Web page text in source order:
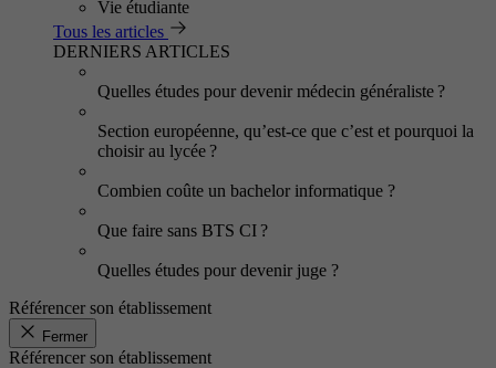
Vie étudiante
Tous les articles
DERNIERS ARTICLES
Quelles études pour devenir médecin généraliste ?
Section européenne, qu’est-ce que c’est et pourquoi la
choisir au lycée ?
Combien coûte un bachelor informatique ?
Que faire sans BTS CI ?
Quelles études pour devenir juge ?
Référencer son établissement
Fermer
Référencer son établissement